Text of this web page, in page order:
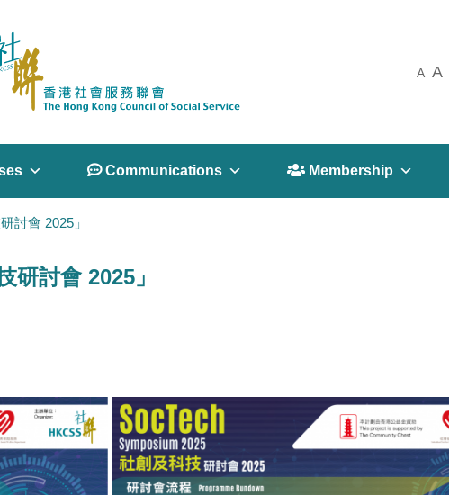
A A
 Communications  Membership
討會 2025」
討會 2025」